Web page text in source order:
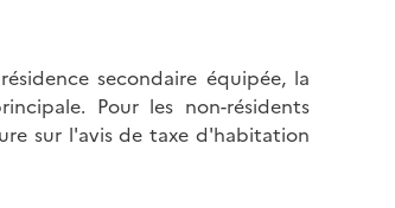
secondaire équipée, la
Pour les non-résidents
sur l'avis de taxe d'habitation